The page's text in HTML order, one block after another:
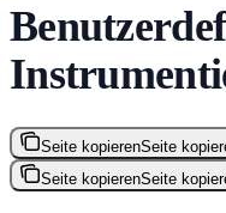
Seite kopierenSeite
Seite kopierenSeite